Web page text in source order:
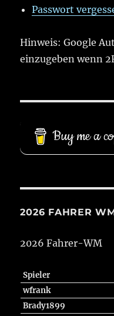
Passwort
Hinweis: Google
einzugeben wenn
Buy me a
2026 FAHRER
2026 Fahrer-WM
Spieler
wfrank
Brady1899